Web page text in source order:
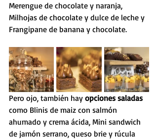
Merengue de chocolate y naranja,
Milhojas de chocolate y dulce de leche y
Frangipane de banana y chocolate.
Pero ojo, también hay opciones saladas
como Blinis de maiz con salmón
ahumado y crema ácida, Mini sandwich
de jamón serrano, queso brie y rúcula